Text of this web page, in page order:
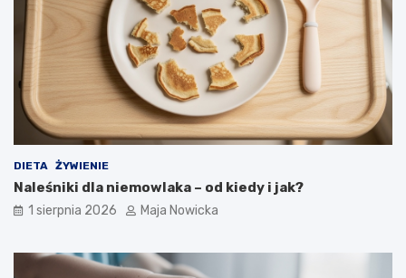
DIETA ŻYWIENIE
Naleśniki dla niemowlaka – od kiedy i jak?
1 sierpnia 2026 Maja Nowicka